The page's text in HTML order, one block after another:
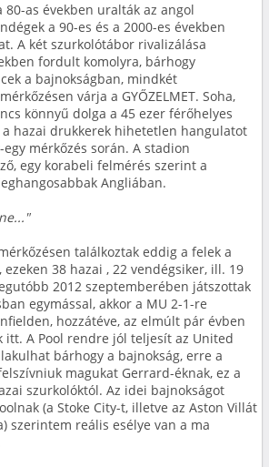
80-as években uralták az angol
a 90-es és a 2000-es években
A két szurkolótábor rivalizálása
fordult komolyra, bárhogy
a bajnokságban, mindkét
várja a GYŐZELMET. Soha,
könnyű dolga a 45 ezer férőhelyes
hazai drukkerek hihetetlen hangulatot
mérkőzés során. A stadion
egy korabeli felmérés szerint a
Angliában.
találkoztak eddig a felek a
38 hazai , 22 vendégsiker, ill. 19
2012 szeptemberében játszottak
egymással, akkor a MU 2-1-re
hozzátéve, az elmúlt pár évben
itt. A Pool rendre jól teljesít az United
bárhogy a bajnokság, erre a
magukat Gerrard-éknak, ez a
szurkolóktól. Az idei bajnokságot
(a Stoke City-t, illetve az Aston Villát
szerintem reális esélye van a ma